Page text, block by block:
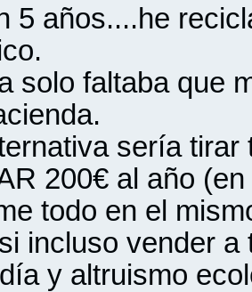
5 años....he
solo faltaba que
sería
200€ al año
todo en el
incluso vender
y altruismo